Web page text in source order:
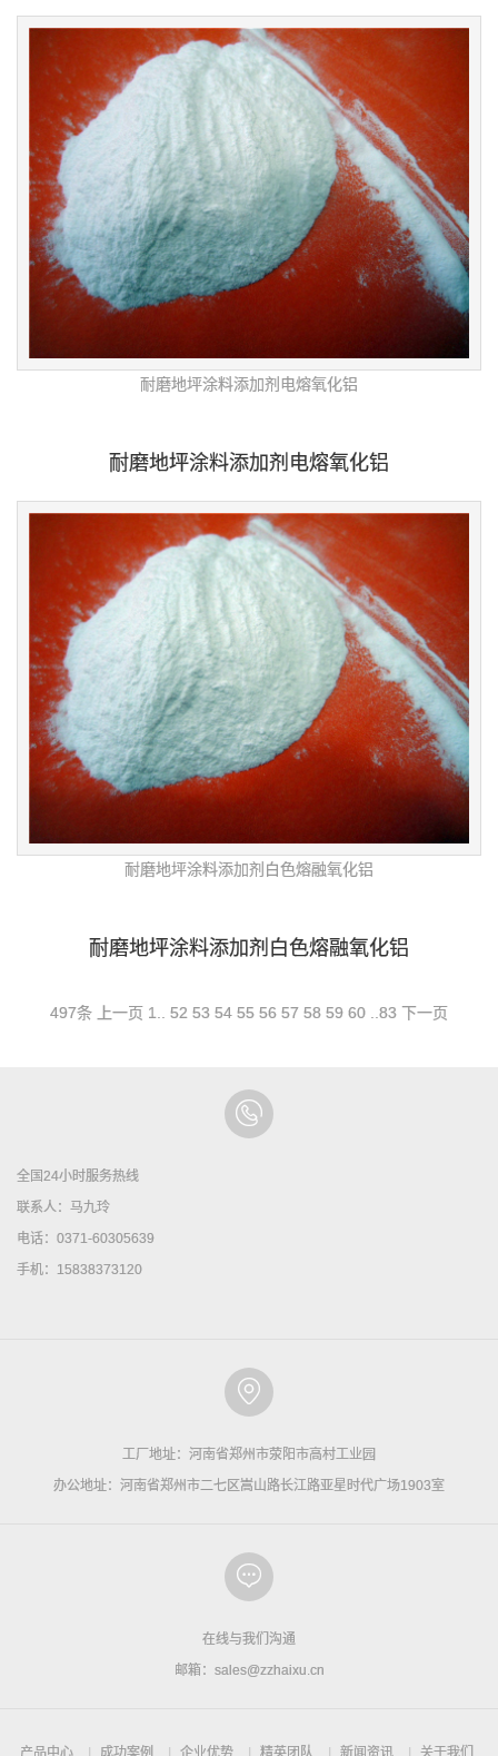
耐磨地坪涂料添加剂电熔氧化铝
耐磨地坪涂料添加剂电熔氧化铝
耐磨地坪涂料添加剂白色熔融氧化铝
耐磨地坪涂料添加剂白色熔融氧化铝
497条 上一页 1.. 52 53 54 55 56 57 58 59 60 ..83 下一页
全国24小时服务热线
联系人：马九玲
电话：0371-60305639
手机：15838373120
工厂地址：河南省郑州市荥阳市高村工业园
办公地址：河南省郑州市二七区嵩山路长江路亚星时代广场1903室
在线与我们沟通
邮箱：sales@zzhaixu.cn